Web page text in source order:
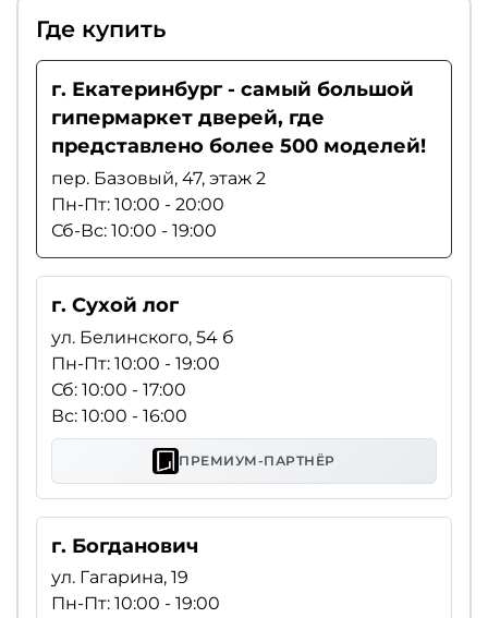
Где купить
г. Екатеринбург - самый большой
гипермаркет дверей, где
представлено более 500 моделей!
пер. Базовый, 47, этаж 2
Пн-Пт: 10:00 - 20:00
Сб-Вс: 10:00 - 19:00
г. Сухой лог
ул. Белинского, 54 б
Пн-Пт: 10:00 - 19:00
Сб: 10:00 - 17:00
Вс: 10:00 - 16:00
ПРЕМИУМ-ПАРТНЁР
г. Богданович
ул. Гагарина, 19
Пн-Пт: 10:00 - 19:00